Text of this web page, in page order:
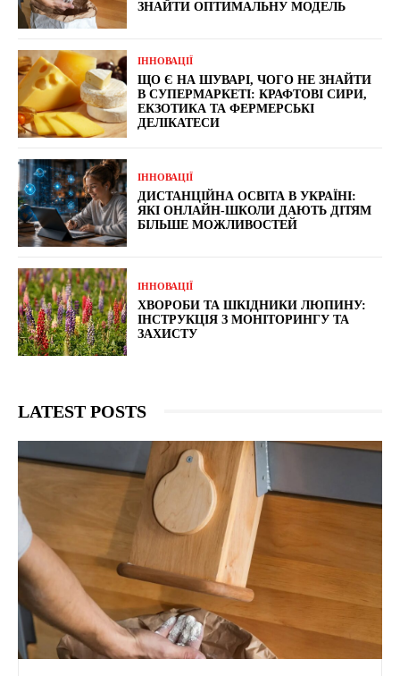
ЗНАЙТИ ОПТИМАЛЬНУ МОДЕЛЬ
ІННОВАЦІЇ
ЩО Є НА ШУВАРІ, ЧОГО НЕ ЗНАЙТИ
В СУПЕРМАРКЕТІ: КРАФТОВІ СИРИ,
ЕКЗОТИКА ТА ФЕРМЕРСЬКІ
ДЕЛІКАТЕСИ
ІННОВАЦІЇ
ДИСТАНЦІЙНА ОСВІТА В УКРАЇНІ:
ЯКІ ОНЛАЙН-ШКОЛИ ДАЮТЬ ДІТЯМ
БІЛЬШЕ МОЖЛИВОСТЕЙ
ІННОВАЦІЇ
ХВОРОБИ ТА ШКІДНИКИ ЛЮПИНУ:
ІНСТРУКЦІЯ З МОНІТОРИНГУ ТА
ЗАХИСТУ
LATEST POSTS